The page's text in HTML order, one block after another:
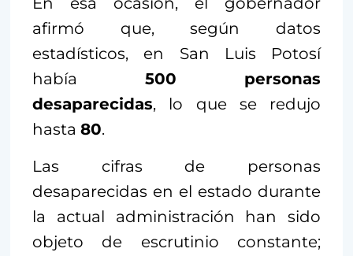
afirmó que, según datos
estadísticos, en San Luis Potosí
había 500 personas
desaparecidas, lo que se redujo
hasta 80.
Las cifras de personas
desaparecidas en el estado durante
la actual administración han sido
objeto de escrutinio constante;